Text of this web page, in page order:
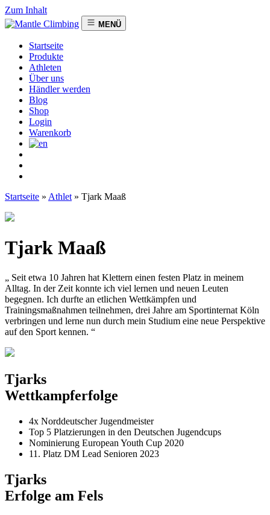
Zum Inhalt
MENÜ
Startseite
Produkte
Athleten
Über uns
Händler werden
Blog
Shop
Login
Warenkorb
Startseite » Athlet » Tjark Maaß
Tjark Maaß
„ Seit etwa 10 Jahren hat Klettern einen festen Platz in meinem
Alltag. In der Zeit konnte ich viel lernen und neuen Leuten
begegnen. Ich durfte an etlichen Wettkämpfen und
Trainingsmaßnahmen teilnehmen, drei Jahre am Sportinternat Köln
verbringen und lerne nun durch mein Studium eine neue Perspektive
auf den Sport kennen. “
Tjarks
Wettkampferfolge
4x Norddeutscher Jugendmeister
Top 5 Platzierungen in den Deutschen Jugendcups
Nominierung European Youth Cup 2020
11. Platz DM Lead Senioren 2023
Tjarks
Erfolge am Fels